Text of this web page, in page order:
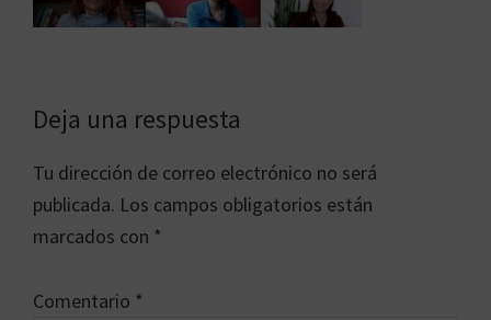
Interacciones
con
los
lectores
Deja una respuesta
Tu dirección de correo electrónico no será
publicada. Los campos obligatorios están
marcados con *
Comentario *